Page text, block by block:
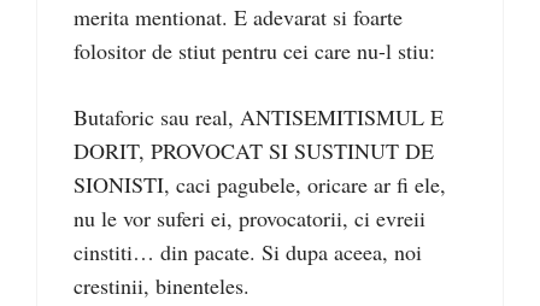
merita mentionat. E adevarat si foarte
folositor de stiut pentru cei care nu-l stiu:
Butaforic sau real, ANTISEMITISMUL E
DORIT, PROVOCAT SI SUSTINUT DE
SIONISTI, caci pagubele, oricare ar fi ele,
nu le vor suferi ei, provocatorii, ci evreii
cinstiti… din pacate. Si dupa aceea, noi
crestinii, binenteles.